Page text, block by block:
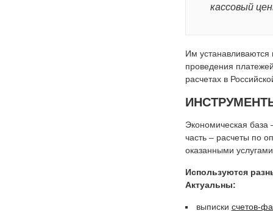
кассовый
Им
проведения
расчетах в
Экономическая база
часть – расчеты по
оказанными
Используются
Актуальны:
выписки счетов-